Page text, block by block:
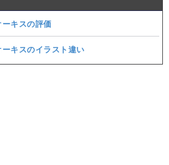
キスの評価
キスのイラスト違い